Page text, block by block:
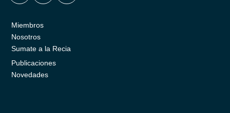
Miembros
Nosotros
Sumate a la Recia
Publicaciones
Novedades